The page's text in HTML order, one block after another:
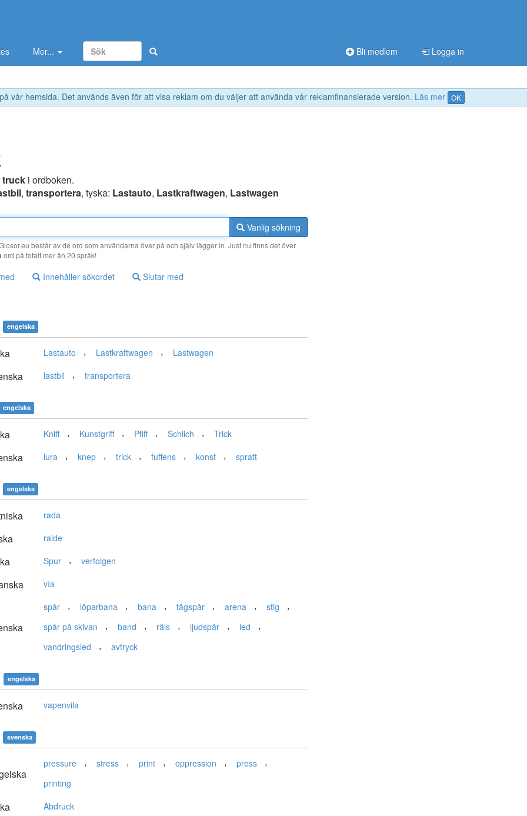
vår hemsida. Det används även för att visa reklam om du väljer att använda vår reklamfinansierade version. Läs mer OK
Mer... Bli medlem Logga in
truck i ordboken.
, transportera, tyska: Lastauto, Lastkraftwagen, Lastwagen
Vanlig sökning
består av de ord som användarna övar på och själv lägger in. Just nu finns det över
ord på totalt mer än 20 språk!
Innehåller sökordet Slutar med
engelska
Lastauto , Lastkraftwagen , Lastwagen
lastbil , transportera
engelska
Kniff , Kunstgriff , Pfiff , Schlich , Trick
lura , knep , trick , fuffens , konst , spratt
engelska
rada
raide
Spur , verfolgen
vía
spår , löparbana , bana , tågspår , arena , stig ,
spår på skivan , band , räls , ljudspår , led ,
vandringsled , avtryck
engelska
vapenvila
svenska
pressure , stress , print , oppression , press ,
printing
Abdruck